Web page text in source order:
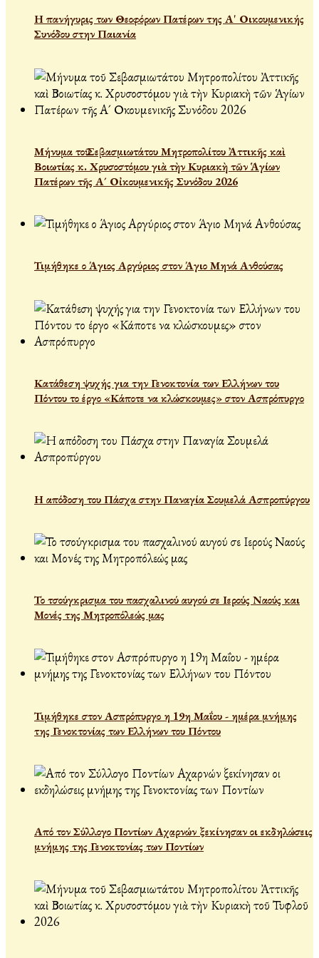
Η πανήγυρις των Θεοφόρων Πατέρων της Α' Οικουμενικής
Συνόδου στην Παιανία
Μήνυμα τοῦ Σεβασμιωτάτου Μητροπολίτου Ἀττικῆς καὶ
Βοιωτίας κ. Χρυσοστόμου γιὰ τὴν Κυριακὴ τῶν Ἁγίων
Πατέρων τῆς Α´ Οἰκουμενικῆς Συνόδου 2026
Τιμήθηκε ο Άγιος Αργύριος στον Άγιο Μηνά Ανθούσας
Κατάθεση ψυχής για την Γενοκτονία των Ελλήνων του
Πόντου το έργο «Κάποτε να κλώσκουμες» στον Ασπρόπυργο
Η απόδοση του Πάσχα στην Παναγία Σουμελά Ασπροπύργου
Το τσούγκρισμα του πασχαλινού αυγού σε Ιερούς Ναούς και
Μονές της Μητροπόλεώς μας
Τιμήθηκε στον Ασπρόπυργο η 19η Μαΐου - ημέρα μνήμης
της Γενοκτονίας των Ελλήνων του Πόντου
Από τον Σύλλογο Ποντίων Αχαρνών ξεκίνησαν οι εκδηλώσεις
μνήμης της Γενοκτονίας των Ποντίων